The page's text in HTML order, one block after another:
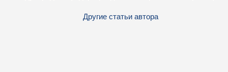
Другие статьи автора